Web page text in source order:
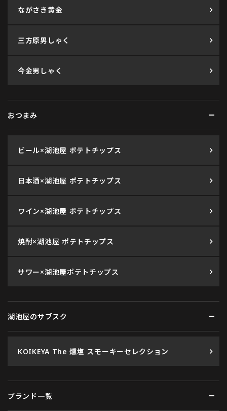
ながさき黄金
三方原男しゃく
今金男しゃく
おつまみ
ビール×湖池屋 ポテトチップス
日本酒×湖池屋 ポテトチップス
ワイン×湖池屋 ポテトチップス
焼酎×湖池屋 ポテトチップス
サワー×湖池屋ポテトチップス
湖池屋のサブスク
KOIKEYA The 燻塩 スモーキーセレクション
ブランド一覧